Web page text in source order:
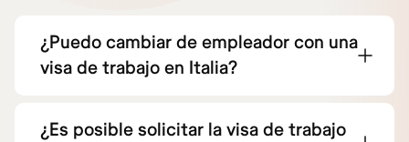
¿Puedo cambiar de empleador con una
visa de trabajo en Italia?
¿Es posible solicitar la visa de trabajo